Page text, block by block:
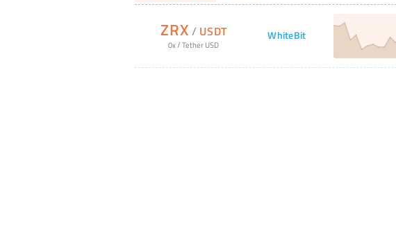
ZRX / USDT
0x/Tether USD
WhiteBit